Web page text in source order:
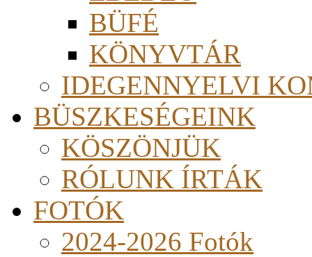
BÜFÉ
KÖNYVTÁR
IDEGENNYELVI
BÜSZKESÉGEINK
KÖSZÖNJÜK
RÓLUNK ÍRTÁK
FOTÓK
2024-2026 Fotók